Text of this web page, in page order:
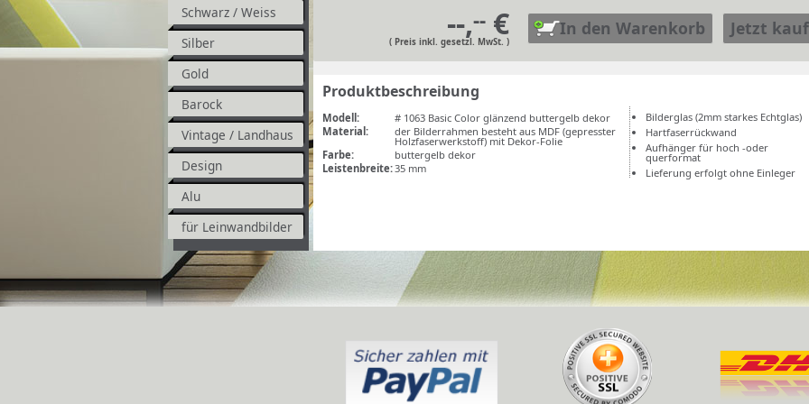
Schwarz / Weiss
Silber
Gold
Barock
Vintage / Landhaus
Design
Alu
für Leinwandbilder
Jetzt
In den Warenkorb
--,-- €
( Preis inkl. gesetzl. MwSt. )
Produktbeschreibung
Modell:
# 1063 Basic Color glänzend buttergelb dekor
Material:
der Bilderrahmen besteht aus MDF (gepresster
Holzfaserwerkstoff) mit Dekor-Folie
Farbe:
buttergelb dekor
Leistenbreite:35 mm
Bilderglas (2mm starkes Echtglas)
Hartfaserrückwand
Aufhänger für hoch -oder
querformat
Lieferung erfolgt ohne Einleger